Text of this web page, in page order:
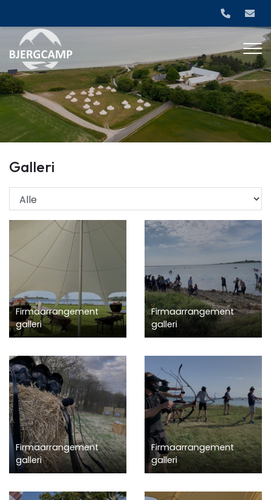
hovedindhold
Galleri
Firmaarrangement
galleri
Firmaarrangement
galleri
Firmaarrangement
galleri
Firmaarrangement
galleri